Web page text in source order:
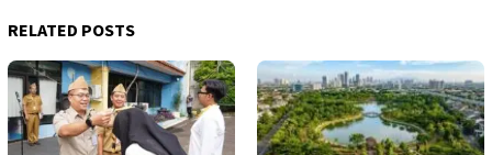
RELATED POSTS